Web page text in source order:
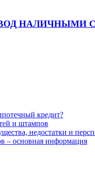
НАЛИЧНЫМИ
кредит?
и штампов
недостатки и
– основная информация